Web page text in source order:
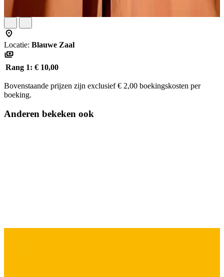
Locatie: Blauwe Zaal
Rang 1: € 10,00
Bovenstaande prijzen zijn exclusief € 2,00 boekingskosten per
boeking.
Anderen bekeken ook